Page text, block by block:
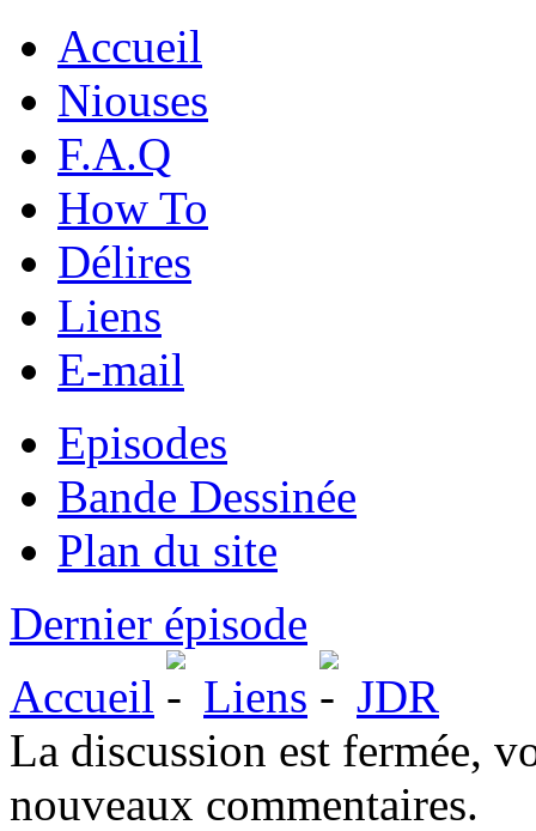
Accueil
Niouses
F.A.Q
How To
Délires
Liens
E-mail
Episodes
Bande Dessinée
Plan du site
Dernier épisode
Accueil
Liens
JDR
La discussion est fermée,
nouveaux commentaires.